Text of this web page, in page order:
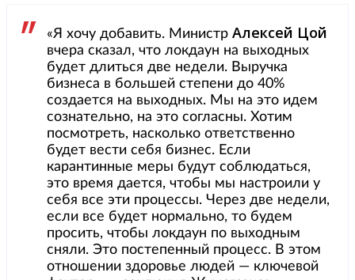
«Я хочу добавить. Министр Алексей Цой
вчера сказал, что локдаун на выходных
будет длиться две недели. Выручка
бизнеса в большей степени до 40%
создается на выходных. Мы на это идем
сознательно, на это согласны. Хотим
посмотреть, насколько ответственно
будет вести себя бизнес. Если
карантинные меры будут соблюдаться,
это время дается, чтобы мы настроили у
себя все эти процессы. Через две недели,
если все будет нормально, то будем
просить, чтобы локдаун по выходным
сняли. Это постепенный процесс. В этом
отношении здоровье людей — ключевой